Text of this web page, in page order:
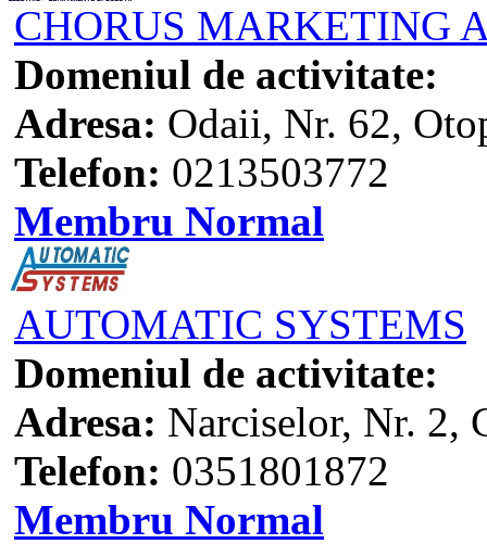
CHORUS MARKETING
Domeniul de activitate:
Adresa: Odaii, Nr. 62,
Telefon: 0213503772
Membru Normal
AUTOMATIC SYSTEMS
Domeniul de activitate:
Adresa: Narciselor, Nr. 2,
Telefon: 0351801872
Membru Normal